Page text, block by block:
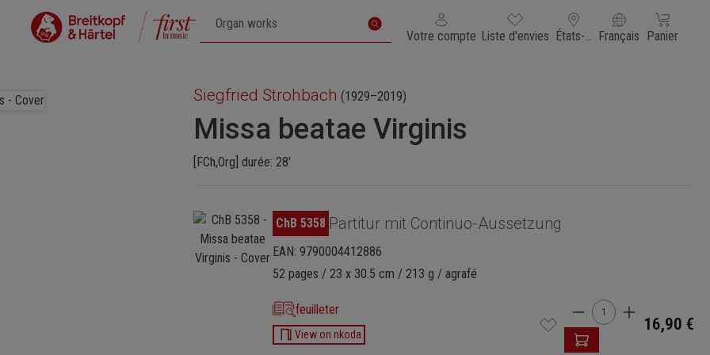
Votre compte Vous avez 0 articles dans votre liste de souhaits
Liste d'envies États-Unis d'Amérique
Français Le panier
Panier
Siegfried Strohbach (1929–2019)
Missa beatae Virginis
[FCh,Org] durée: 28'
Ignorer la galerie d'images
ChB 5358 Partitur mit Continuo-Aussetzung
EAN: 9790004412886
52 pages / 23 x 30.5 cm / 213 g / agrafé
feuilleter
View on nkoda
Quantité de
16,90 €